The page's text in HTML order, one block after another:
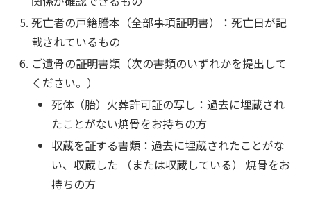
死亡者の戸籍謄本（全部事項証明書）：死亡日が記
載されているもの
ご遺骨の証明書類（次の書類のいずれかを提出して
ください。）
死体（胎）火葬許可証の写し：過去に埋蔵され
たことがない焼骨をお持ちの方
収蔵を証する書類：過去に埋蔵されたことがな
い、収蔵した （または収蔵している） 焼骨をお
持ちの方